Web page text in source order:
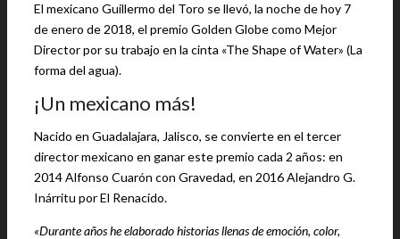
El mexicano Guillermo del Toro se llevó, la noche de hoy 7
de enero de 2018, el premio Golden Globe como Mejor
Director por su trabajo en la cinta «The Shape of Water» (La
forma del agua).
¡Un mexicano más!
Nacido en Guadalajara, Jalisco, se convierte en el tercer
director mexicano en ganar este premio cada 2 años: en
2014 Alfonso Cuarón con Gravedad, en 2016 Alejandro G.
Inárritu por El Renacido.
«Durante años he elaborado historias llenas de emoción, color,